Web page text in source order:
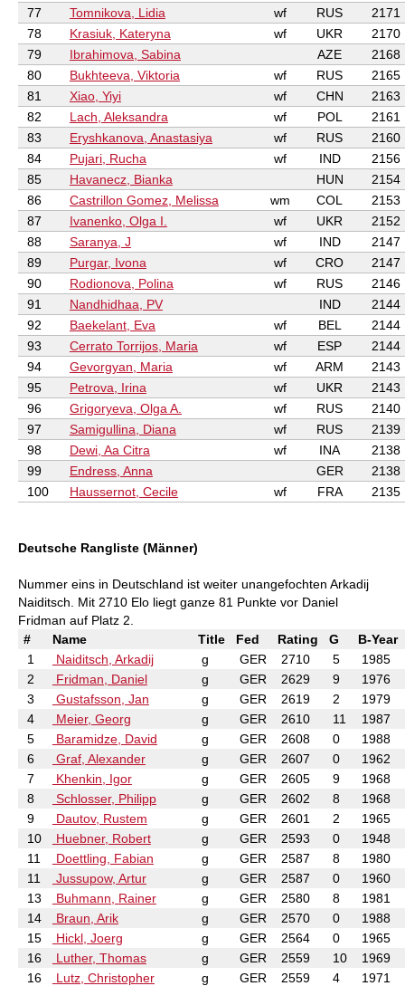
77
Tomnikova, Lidia wf RUS
2171
78
Krasiuk, Kateryna wf UKR
2170
79
Ibrahimova, Sabina AZE
2168
80
Bukhteeva, Viktoria wf RUS
2165
81
Xiao, Yiyi wf CHN
2163
82
Lach, Aleksandra wf POL
2161
83
Eryshkanova, Anastasiya wf RUS
2160
84
Pujari, Rucha wf IND
2156
85
Havanecz, Bianka HUN
2154
86
Castrillon Gomez, Melissa wm COL
2153
87
Ivanenko, Olga I. wf UKR
2152
88
Saranya, J wf IND
2147
89
Purgar, Ivona wf CRO
2147
90
Rodionova, Polina wf RUS
2146
91
Nandhidhaa, PV IND
2144
92
Baekelant, Eva wf BEL
2144
93
Cerrato Torrijos, Maria wf ESP
2144
94
Gevorgyan, Maria wf ARM
2143
95
Petrova, Irina wf UKR
2143
96
Grigoryeva, Olga A. wf RUS
2140
97
Samigullina, Diana wf RUS
2139
98
Dewi, Aa Citra wf INA
2138
99
Endress, Anna GER
2138
100
Haussernot, Cecile wf FRA 2135
Deutsche Rangliste (Männer)
Nummer eins in Deutschland ist weiter unangefochten Arkadij
Naiditsch. Mit 2710 Elo liegt ganze 81 Punkte vor Daniel
Fridman auf Platz 2.
#
Name Title Fed Rating G
B-Year
1
Naiditsch, Arkadij g GER 2710 5
1985
2
Fridman, Daniel g GER 2629 9
1976
3
Gustafsson, Jan g GER 2619 2
1979
4
Meier, Georg g GER 2610 11
1987
5
Baramidze, David g GER 2608 0
1988
6
Graf, Alexander g GER 2607 0
1962
7
Khenkin, Igor g GER 2605 9
1968
8
Schlosser, Philipp g GER 2602 8
1968
9
Dautov, Rustem g GER 2601 2
1965
10
Huebner, Robert g GER 2593 0
1948
11
Doettling, Fabian g GER 2587 8
1980
11
Jussupow, Artur g GER 2587 0
1960
13
Buhmann, Rainer g GER 2580 8
1981
14
Braun, Arik g GER 2570 0
1988
15
Hickl, Joerg g GER 2564 0
1965
16
Luther, Thomas g GER 2559 10
1969
16
Lutz, Christopher g GER 2559 4
1971